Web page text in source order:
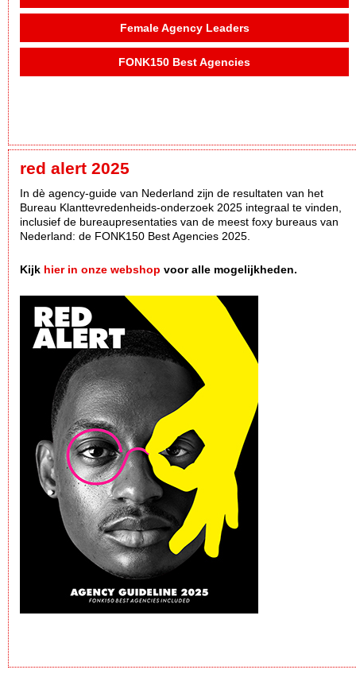
Female Agency Leaders
FONK150 Best Agencies
red alert 2025
In dè agency-guide van Nederland zijn de resultaten van het
Bureau Klanttevredenheids-onderzoek 2025 integraal te vinden,
inclusief de bureaupresentaties van de meest foxy bureaus van
Nederland: de FONK150 Best Agencies 2025.
Kijk hier in onze webshop voor alle mogelijkheden.